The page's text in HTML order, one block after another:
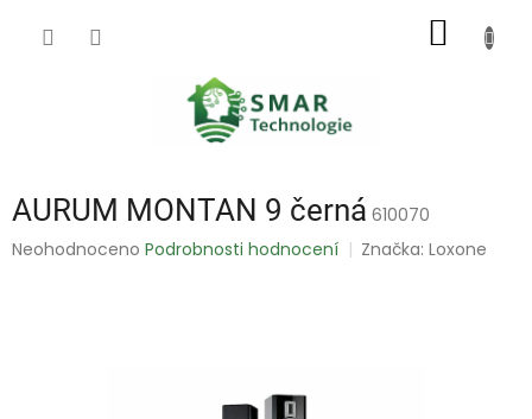
AURUM MONTAN 9 černá 610070
Průměrné
Neohodnoceno Podrobnosti hodnocení Značka:Loxone